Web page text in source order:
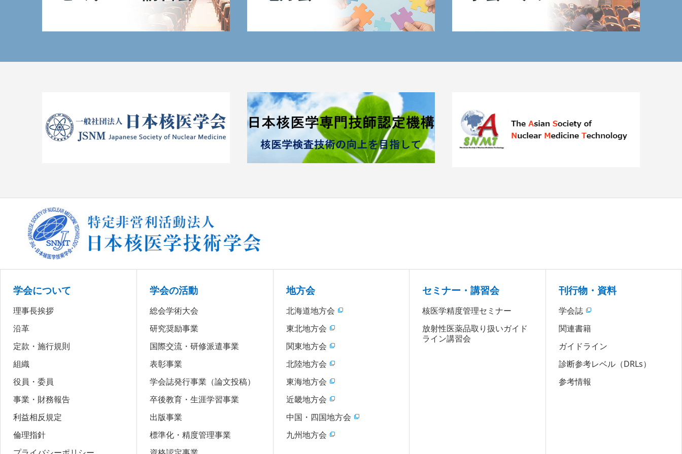
学会について
理事長挨拶
沿革
定款・施行規則
組織
役員・委員
事業・財務報告
利益相反規定
倫理指針
学会の活動
総会学術大会
研究奨励事業
国際交流・研修派遣事業
表彰事業
学会誌発行事業（論文投稿）
卒後教育・生涯学習事業
出版事業
標準化・精度管理事業
地方会
北海道地方会
東北地方会
関東地方会
北陸地方会
東海地方会
近畿地方会
中国・四国地方会
九州地方会
セミナー・講習会
核医学精度管理セミナー
放射性医薬品取り扱いガイド
ライン講習会
刊行物・資料
学会誌
関連書籍
ガイドライン
診断参考レベル（DRLs）
参考情報